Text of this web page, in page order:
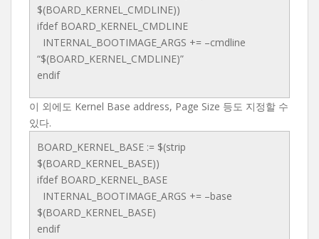
$(BOARD_KERNEL_CMDLINE))
ifdef BOARD_KERNEL_CMDLINE
INTERNAL_BOOTIMAGE_ARGS += –cmdline
“$(BOARD_KERNEL_CMDLINE)”
endif
이 외에도 Kernel Base address, Page Size 등도 지정할 수
있다.
BOARD_KERNEL_BASE := $(strip
$(BOARD_KERNEL_BASE))
ifdef BOARD_KERNEL_BASE
INTERNAL_BOOTIMAGE_ARGS += –base
$(BOARD_KERNEL_BASE)
endif